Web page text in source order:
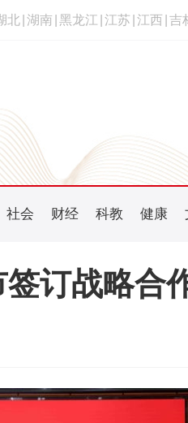
北 湖南 黑龙江 江苏 江西 吉
社会 财经 科教 健康
订战略合